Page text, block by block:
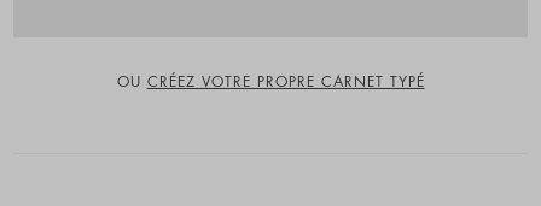
OU CRÉEZ VOTRE PROPRE CARNET TYPÉ